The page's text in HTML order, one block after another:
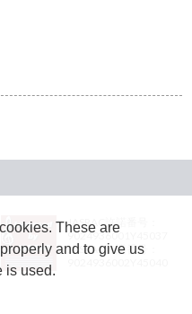
JASRAC許諾番号：
9024936001Y45037
JASRAC許諾番号：
These are
and to give us
is used.